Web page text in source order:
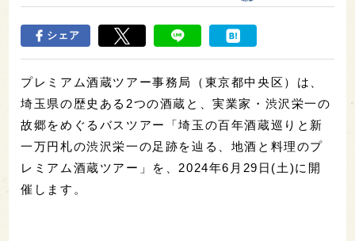
シェア
プレミアム酒蔵ツアー事務局（東京都中央区）は、
埼玉県の歴史ある2つの酒蔵と、実業家・渋沢栄一の
故郷をめぐるバスツアー「埼玉の百年酒蔵巡りと新
一万円札の渋沢栄一の足跡を辿る、地酒と料理のプ
レミアム酒蔵ツアー」を、2024年6月29日(土)に開
催します。